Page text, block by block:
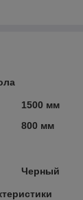
1500 мм
800 мм
Черный